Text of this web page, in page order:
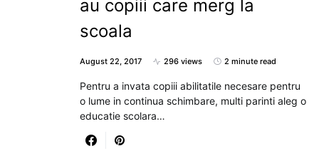
au copiii care merg la
scoala
August 22, 2017 296 views 2 minute read
Pentru a invata copiii abilitatile necesare pentru
o lume in continua schimbare, multi parinti aleg o
educatie scolara…